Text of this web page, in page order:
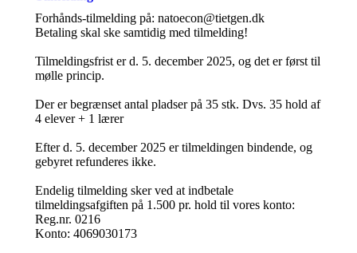
Forhånds-tilmelding på: natoecon@tietgen.dk
Betaling skal ske samtidig med tilmelding!
Tilmeldingsfrist er d. 5. december 2025, og det er først til
mølle princip.
Der er begrænset antal pladser på 35 stk. Dvs. 35 hold af
4 elever + 1 lærer
Efter d. 5. december 2025 er tilmeldingen bindende, og
gebyret refunderes ikke.
Endelig tilmelding sker ved at indbetale
tilmeldingsafgiften på 1.500 pr. hold til vores konto:
Reg.nr. 0216
Konto: 4069030173